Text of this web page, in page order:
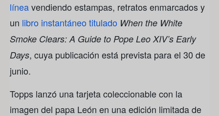
líneavendiendo estampas, retratos enmarcados y
un libro instantáneo titulado When the White
Smoke Clears: A Guide to Pope Leo XIV’s Early
Days, cuya publicación está prevista para el 30 de
junio.
Topps lanzó una tarjeta coleccionable con la
imagen del papa León en una edición limitada de